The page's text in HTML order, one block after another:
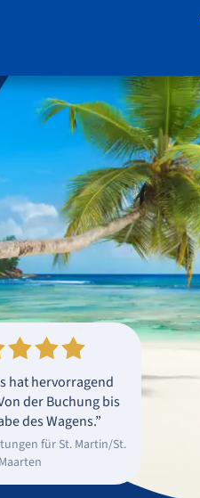
hat hervorragend
der Buchung bis
des Wagens.”
für St. Martin/St.
Maarten